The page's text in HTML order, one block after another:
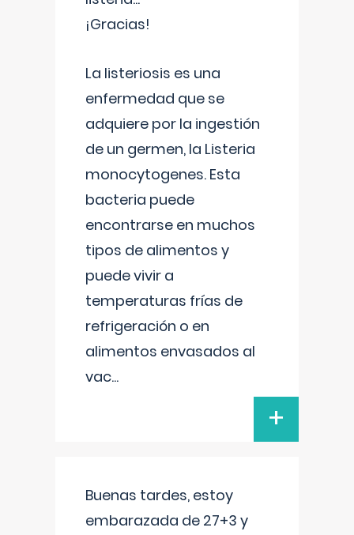
¡Gracias!
La listeriosis es una
enfermedad que se
adquiere por la ingestión
de un germen, la Listeria
monocytogenes. Esta
bacteria puede
encontrarse en muchos
tipos de alimentos y
puede vivir a
temperaturas frías de
refrigeración o en
alimentos envasados al
vac...
+
Buenas tardes, estoy
embarazada de 27+3 y